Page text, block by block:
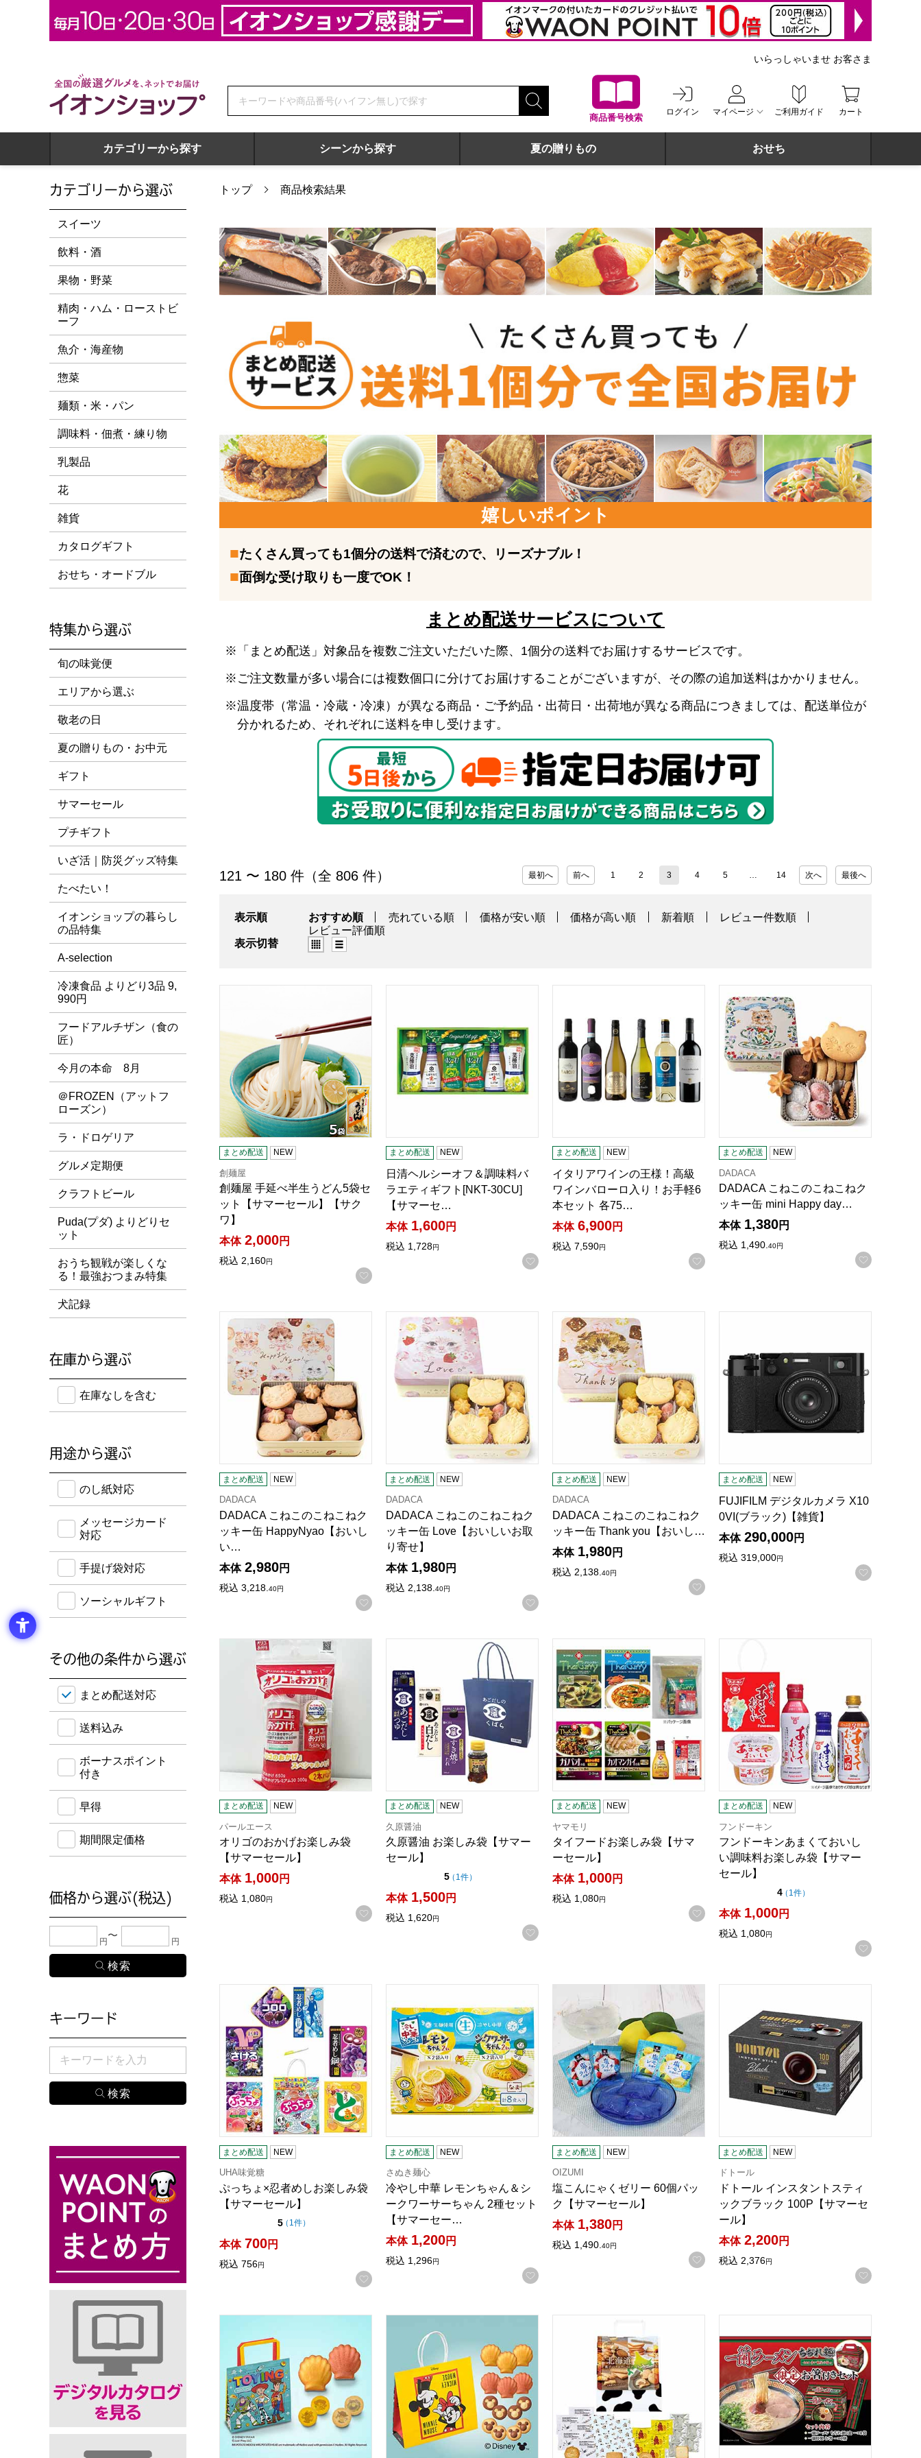
全国の厳選グルメを、ネットでお届け イオンショップ
商品番号検索
ログイン マイページ ご利用ガイド カート
いらっしゃいませ お客さま
カテゴリーから探す シーンから探す 夏の贈りもの おせち
トップ 商品検索結果
嬉しいポイント
たくさん買っても1個分の送料で済むので、リーズナブル！
面倒な受け取りも一度でOK！
まとめ配送サービスについて
「まとめ配送」対象品を複数ご注文いただいた際、1個分の送料でお届けするサービスです。
ご注文数量が多い場合には複数個口に分けてお届けすることがございますが、その際の追加送料はかかりません。
温度帯（常温・冷蔵・冷凍）が異なる商品・ご予約品・出荷日・出荷地が異なる商品につきましては、配送単位が
分かれるため、それぞれに送料を申し受けます。
[すべて] 一覧
121 〜 180 件（全 806 件） 最初へ 前へ 1 2 3 4 5 14 次へ 最後へ
表示順 おすすめ順 売れている順 価格が安い順 価格が高い順 新着順
レビュー件数順
レビュー評価順
表示切替
グリッド表示（タイル表示）
まとめ配送 NEW
創麺屋
創麺屋 手延べ半生うどん5袋セ
ット【サマーセール】【サク
ワ】
本体 2,000円
税込 2,160円
お気に入りに登録する
まとめ配送 NEW
日清ヘルシーオフ＆調味料バ
ラエティギフト[NKT-30CU]
【サマーセ…
本体 1,600円
税込 1,728円
お気に入りに登録する
まとめ配送 NEW
イタリアワインの王様！高級
ワインバローロ入り！お手軽6
本セット 各75…
本体 6,900円
税込 7,590円
お気に入りに登録する
まとめ配送 NEW
DADACA
DADACA こねこのこねこねク
ッキー缶 mini Happy day…
本体 1,380円
税込 1,490.40円
お気に入
DADACA こねこのこねこねクッキー缶 HappyNyao【おいしいお取り寄せ】
まとめ配送 NEW
DADACA
DADACA こねこのこねこねク
ッキー缶 HappyNyao【おいし
い…
本体 2,980円
税込 3,218.40円
お気に入りに登録する
DADACA こねこのこねこねクッキー缶 Love【おいしいお取り寄せ】
まとめ配送 NEW
DADACA
DADACA こねこのこねこねク
ッキー缶 Love【おいしいお取
り寄せ】
本体 1,980円
税込 2,138.40円
お気に入りに登録する
DADACA こねこのこねこねクッキー缶 Thank you【おいしいお取り寄せ】
まとめ配送 NEW
DADACA
DADACA こねこのこねこねク
ッキー缶 Thank you【おいし…
本体 1,980円
税込 2,138.40円
お気に入りに登録する
まとめ配送 NEW
FUJIFILM デジタルカメラ X10
0VI(ブラック)【雑貨】
本体 290,000円
税込 319,000円
お気に入
オリゴのおかげお楽しみ袋【サマーセール】
まとめ配送 NEW
パールエース
オリゴのおかげお楽しみ袋
【サマーセール】
本体 1,000円
税込 1,080円
お気に入りに登録する
久原醤油 お楽しみ袋【サマーセール】
まとめ配送 NEW
久原醤油
久原醤油 お楽しみ袋【サマー
セール】
5点（5点満点中）
（ 1件の評価
）
本体 1,500円
税込 1,620円
お気に入りに登録する
タイフードお楽しみ袋【サマーセール】
まとめ配送 NEW
ヤマモリ
タイフードお楽しみ袋【サマ
ーセール】
本体 1,000円
税込 1,080円
お気に入りに登録する
まとめ配送 NEW
フンドーキン
フンドーキンあまくておいし
い調味料お楽しみ袋【サマー
セール】
4点（5点満点中）
（ 1件の評価
）
本体 1,000円
税込 1,080円
お気に入
ぷっちょ×忍者めしお楽しみ袋【サマーセール】
まとめ配送 NEW
UHA味覚糖
ぷっちょ×忍者めしお楽しみ袋
【サマーセール】
5点（5点満点中）
（ 1件の評価
）
本体 700円
税込 756円
お気に入りに登録する
冷やし中華 レモンちゃん＆シークワーサーちゃん 2種セット【サマーセール】
まとめ配送 NEW
さぬき麺心
冷やし中華 レモンちゃん＆シ
ークワーサーちゃん 2種セット
【サマーセー…
本体 1,200円
税込 1,296円
お気に入りに登録する
塩こんにゃくゼリー 60個パック【サマーセール】
まとめ配送 NEW
OIZUMI
塩こんにゃくゼリー 60個パッ
ク【サマーセール】
本体 1,380円
税込 1,490.40円
お気に入りに登録する
まとめ配送 NEW
ドトール
ドトール インスタントスティ
ックブラック 100P【サマーセ
ール】
本体 2,200円
税込 2,376円
お気に入
カテゴリーから選ぶ
スイーツ
飲料・酒
果物・野菜
精肉・ハム・ローストビ
ーフ
魚介・海産物
惣菜
麺類・米・パン
調味料・佃煮・練り物
乳製品
花
雑貨
カタログギフト
おせち・オードブル
特集から選ぶ
旬の味覚便
エリアから選ぶ
敬老の日
夏の贈りもの・お中元
ギフト
サマーセール
プチギフト
いざ活｜防災グッズ特集
たべたい！
イオンショップの暮らし
の品特集
A-selection
冷凍食品 よりどり3品 9,
990円
フードアルチザン（食の
匠）
今月の本命 8月
＠FROZEN（アットフ
ローズン）
ラ・ドロゲリア
グルメ定期便
クラフトビール
Puda(プダ) よりどりセ
ット
おうち観戦が楽しくな
る！最強おつまみ特集
犬記録
在庫から選ぶ
在庫のない商品を含めて検索することができます。
在庫なしを含む
用途から選ぶ
のし紙・メッセージカード・手提げ袋に対応している商品から絞りこむことができます。
のし紙対応
メッセージカード
対応
手提げ袋対応
ソーシャルギフト
その他の条件から選ぶ
送料込み・ボーナスポイント付き・早得・期間限定商品から絞り込むことができます。
まとめ配送対応
送料込み
ボーナスポイント
付き
早得
期間限定価格
価格から選ぶ(税込)
下限金額・上限金額のどちらか１つまたは両方に、検索したい金額を入力してください。
円 円
キーワード
検索したい商品のキーワードを入力してください。